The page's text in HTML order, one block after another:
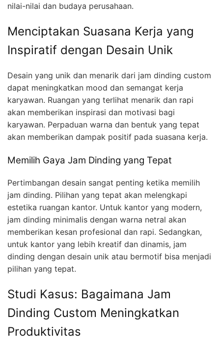
nilai-nilai dan budaya perusahaan.
Menciptakan Suasana Kerja yang
Inspiratif dengan Desain Unik
Desain yang unik dan menarik dari jam dinding custom
dapat meningkatkan mood dan semangat kerja
karyawan. Ruangan yang terlihat menarik dan rapi
akan memberikan inspirasi dan motivasi bagi
karyawan. Perpaduan warna dan bentuk yang tepat
akan memberikan dampak positif pada suasana kerja.
Memilih Gaya Jam Dinding yang Tepat
Pertimbangan desain sangat penting ketika memilih
jam dinding. Pilihan yang tepat akan melengkapi
estetika ruangan kantor. Untuk kantor yang modern,
jam dinding minimalis dengan warna netral akan
memberikan kesan profesional dan rapi. Sedangkan,
untuk kantor yang lebih kreatif dan dinamis, jam
dinding dengan desain unik atau bermotif bisa menjadi
pilihan yang tepat.
Studi Kasus: Bagaimana Jam
Dinding Custom Meningkatkan
Produktivitas